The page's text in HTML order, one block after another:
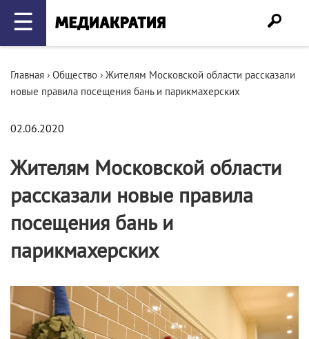
☰
Главная › Общество › Жителям Московской области рассказали
новые правила посещения бань и парикмахерских
02.06.2020
Жителям Московской области
рассказали новые правила
посещения бань и
парикмахерских